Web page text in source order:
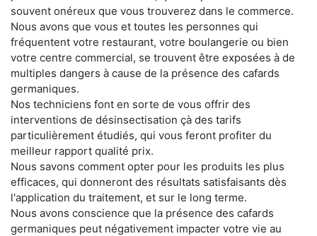
souvent onéreux que vous trouverez dans le commerce.
Nous avons que vous et toutes les personnes qui
fréquentent votre restaurant, votre boulangerie ou bien
votre centre commercial, se trouvent être exposées à de
multiples dangers à cause de la présence des cafards
germaniques.
Nos techniciens font en sorte de vous offrir des
interventions de désinsectisation çà des tarifs
particulièrement étudiés, qui vous feront profiter du
meilleur rapport qualité prix.
Nous savons comment opter pour les produits les plus
efficaces, qui donneront des résultats satisfaisants dès
l'application du traitement, et sur le long terme.
Nous avons conscience que la présence des cafards
germaniques peut négativement impacter votre vie au